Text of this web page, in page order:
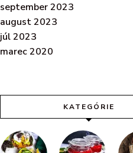
september 2023
august 2023
júl 2023
marec 2020
KATEGÓRIE